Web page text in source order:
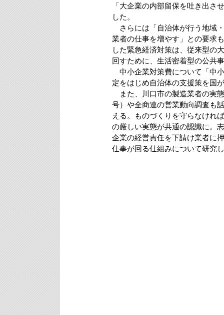
「大企業の内部留保を吐き出さ
した。
さらには「自治体が行う地域
業者の仕事を増やす」との要求
した緊急経済対策は、従来型の
回すために、生活密着型の公共
中小企業対策費について「中
定をはじめ自治体の支援策を国
また、川口市の製造業者の実
号）や全商連の営業動向調査も
える。ものづくりを守らなけれ
の厳しい実態が共通の認識に。
企業の経営責任を下請け業者に
仕事が回る仕組みについて研究